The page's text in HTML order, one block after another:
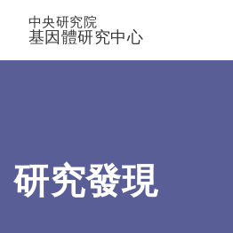
中央研究院
基因體研究中心
研究發現